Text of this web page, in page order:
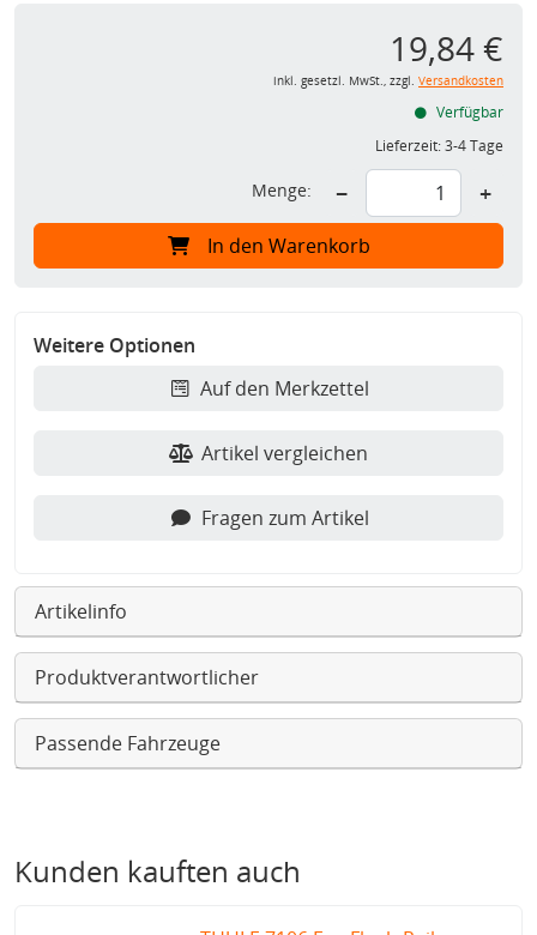
19,84 €
inkl. gesetzl. MwSt., zzgl. Versandkosten
Verfügbar
Lieferzeit:3-4 Tage
Menge: − +
In den Warenkorb
Weitere Optionen
Auf den Merkzettel
Artikel vergleichen
Fragen zum Artikel
Artikelinfo
Produktverantwortlicher
Passende Fahrzeuge
Kunden kauften auch